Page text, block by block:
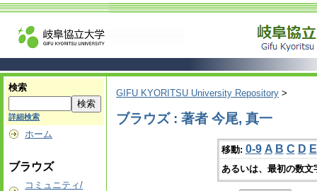
検索
詳細検索
ホーム
ブラウズ
コミュニティ/
GIFU KYORITSU University Repository >
ブラウズ : 著者 今尾, 真一
移動: 0-9 A B C D E
あるいは、最初の数